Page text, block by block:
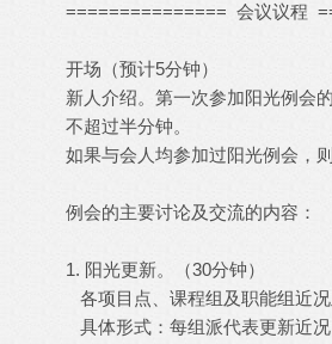
=============== 会议议程
开场（预计5分钟）
新人介绍。第一次参加阳光例会
不超过半分钟。
如果与会人均参加过阳光例会，
例会的主要讨论及交流的内容：
1. 阳光更新。（30分钟）
各项目点、课程组及职能组近况
具体形式：每组派代表更新近